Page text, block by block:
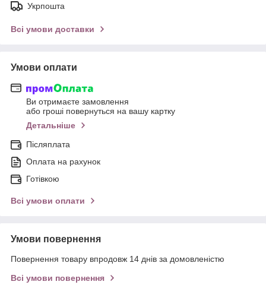
Укрпошта
Всі умови доставки
Умови оплати
Ви отримаєте замовлення
або гроші повернуться на вашу картку
Детальніше
Післяплата
Оплата на рахунок
Готівкою
Всі умови оплати
Умови повернення
Повернення товару впродовж 14 днів за домовленістю
Всі умови повернення